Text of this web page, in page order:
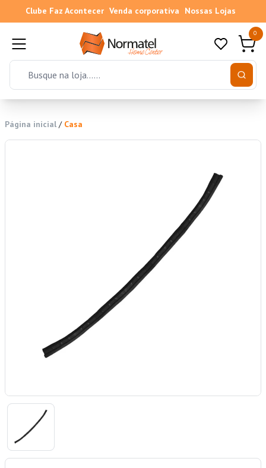
Clube Faz Acontecer Venda corporativa Nossas Lojas
0
Página inicial / Casa